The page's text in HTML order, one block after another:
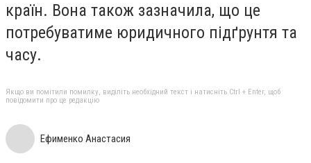
країн. Вона також зазначила, що це
потребуватиме юридичного підґрунтя та
часу.
Якщо ви помітили помилку, виділіть необхідний текст і натисніть Ctrl + Enter, щоб
повідомити про це редакцію
Ефименко Анастасия